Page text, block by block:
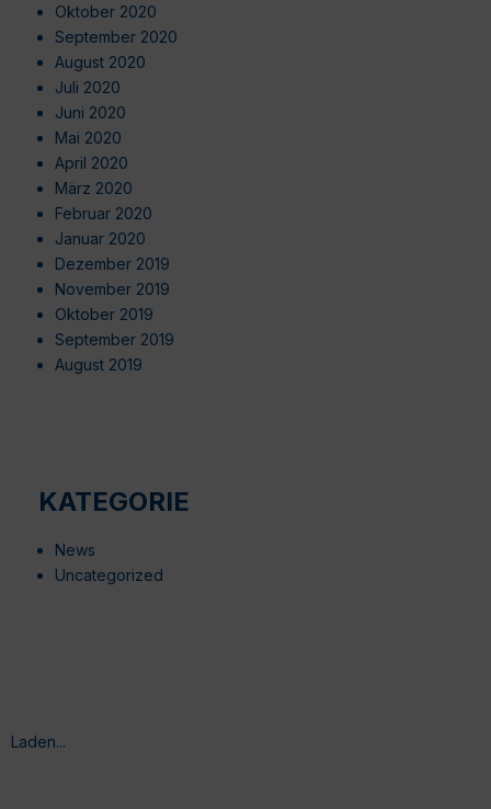
Oktober 2020
September 2020
August 2020
Juli 2020
Juni 2020
Mai 2020
April 2020
März 2020
Februar 2020
Januar 2020
Dezember 2019
November 2019
Oktober 2019
September 2019
August 2019
KATEGORIE
News
Uncategorized
Laden...